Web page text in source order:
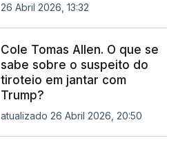
26 Abril 2026, 13:32
Cole Tomas Allen. O que se
sabe sobre o suspeito do
tiroteio em jantar com
Trump?
atualizado 26 Abril 2026, 20:50